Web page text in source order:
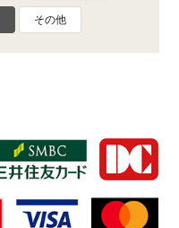
その他